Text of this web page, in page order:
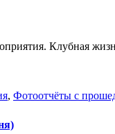
Клубная
, Фотоотчёты с